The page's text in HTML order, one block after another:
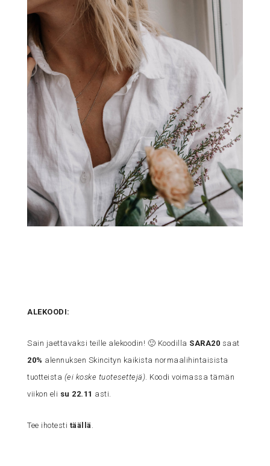
ALEKOODI:
Sain jaettavaksi teille alekoodin! 🙂 Koodilla SARA20 saat
20% alennuksen Skincityn kaikista normaalihintaisista
tuotteista (ei koske tuotesettejä). Koodi voimassa tämän
viikon eli su 22.11 asti.
Tee ihotesti täällä.